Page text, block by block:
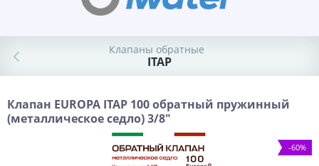
Клапаны обратные
ITAP
Клапан EUROPA ITAP 100 обратный пружинный
(металлическое седло) 3/8"
-60%